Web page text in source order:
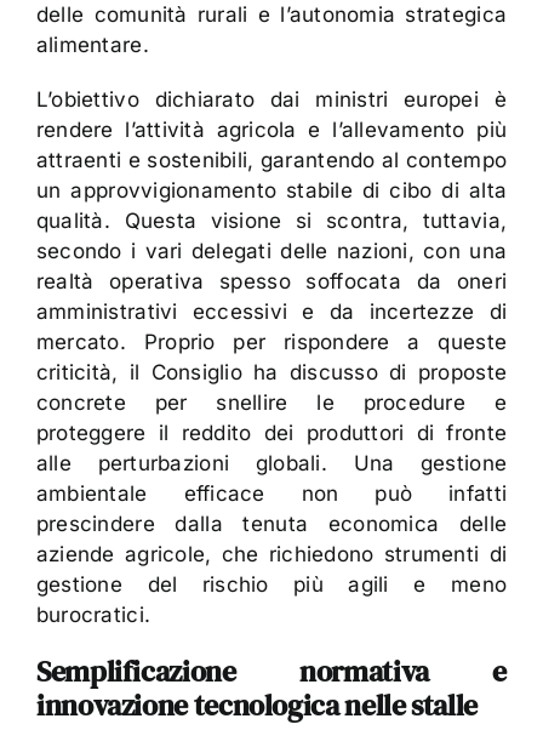
delle comunità rurali e l’autonomia strategica
alimentare.
L’obiettivo dichiarato dai ministri europei è
rendere l’attività agricola e l’allevamento più
attraenti e sostenibili, garantendo al contempo
un approvvigionamento stabile di cibo di alta
qualità. Questa visione si scontra, tuttavia,
secondo i vari delegati delle nazioni, con una
realtà operativa spesso soffocata da oneri
amministrativi eccessivi e da incertezze di
mercato. Proprio per rispondere a queste
criticità, il Consiglio ha discusso di proposte
concrete per snellire le procedure e
proteggere il reddito dei produttori di fronte
alle perturbazioni globali. Una gestione
ambientale efficace non può infatti
prescindere dalla tenuta economica delle
aziende agricole, che richiedono strumenti di
gestione del rischio più agili e meno
burocratici.
Semplificazione normativa e
innovazione tecnologica nelle stalle